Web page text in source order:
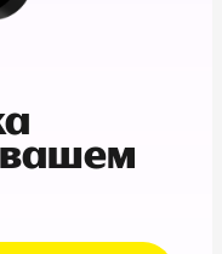
вашем